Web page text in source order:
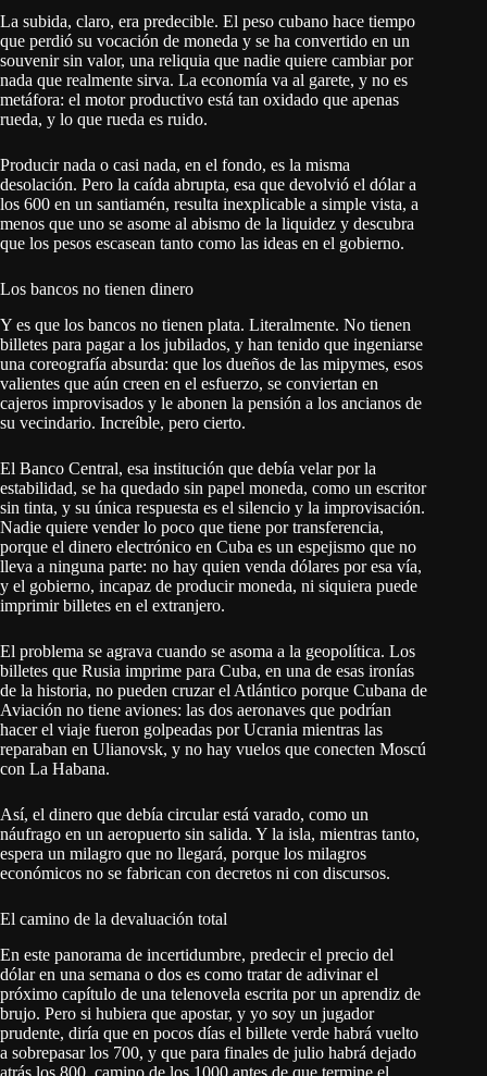
La subida, claro, era predecible. El peso cubano hace tiempo
que perdió su vocación de moneda y se ha convertido en un
souvenir sin valor, una reliquia que nadie quiere cambiar por
nada que realmente sirva. La economía va al garete, y no es
metáfora: el motor productivo está tan oxidado que apenas
rueda, y lo que rueda es ruido.
Producir nada o casi nada, en el fondo, es la misma
desolación. Pero la caída abrupta, esa que devolvió el dólar a
los 600 en un santiamén, resulta inexplicable a simple vista, a
menos que uno se asome al abismo de la liquidez y descubra
que los pesos escasean tanto como las ideas en el gobierno.
Los bancos no tienen dinero
Y es que los bancos no tienen plata. Literalmente. No tienen
billetes para pagar a los jubilados, y han tenido que ingeniarse
una coreografía absurda: que los dueños de las mipymes, esos
valientes que aún creen en el esfuerzo, se conviertan en
cajeros improvisados y le abonen la pensión a los ancianos de
su vecindario. Increíble, pero cierto.
El Banco Central, esa institución que debía velar por la
estabilidad, se ha quedado sin papel moneda, como un escritor
sin tinta, y su única respuesta es el silencio y la improvisación.
Nadie quiere vender lo poco que tiene por transferencia,
porque el dinero electrónico en Cuba es un espejismo que no
lleva a ninguna parte: no hay quien venda dólares por esa vía,
y el gobierno, incapaz de producir moneda, ni siquiera puede
imprimir billetes en el extranjero.
El problema se agrava cuando se asoma a la geopolítica. Los
billetes que Rusia imprime para Cuba, en una de esas ironías
de la historia, no pueden cruzar el Atlántico porque Cubana de
Aviación no tiene aviones: las dos aeronaves que podrían
hacer el viaje fueron golpeadas por Ucrania mientras las
reparaban en Ulianovsk, y no hay vuelos que conecten Moscú
con La Habana.
Así, el dinero que debía circular está varado, como un
náufrago en un aeropuerto sin salida. Y la isla, mientras tanto,
espera un milagro que no llegará, porque los milagros
económicos no se fabrican con decretos ni con discursos.
El camino de la devaluación total
En este panorama de incertidumbre, predecir el precio del
dólar en una semana o dos es como tratar de adivinar el
próximo capítulo de una telenovela escrita por un aprendiz de
brujo. Pero si hubiera que apostar, y yo soy un jugador
prudente, diría que en pocos días el billete verde habrá vuelto
a sobrepasar los 700, y que para finales de julio habrá dejado
atrás los 800, camino de los 1000 antes de que termine el